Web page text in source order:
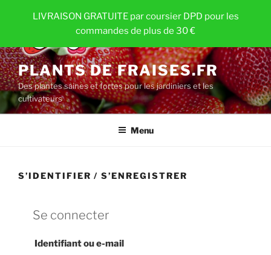
LIVRAISON GRATUITE par coursier DPD pour les
commandes de plus de 30 €
principal
PLANTS DE FRAISES.FR
Des plantes saines et fortes pour les jardiniers et les
cultivateurs
Menu
S’IDENTIFIER / S’ENREGISTRER
Se connecter
Identifiant ou e-mail